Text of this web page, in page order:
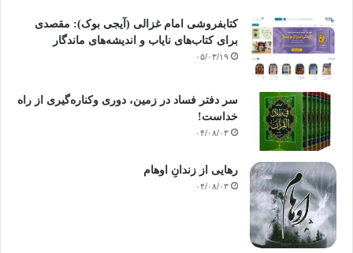
کتابفروشی امام غزالی (آیجی بوک): مقصدی
برای کتاب‌های نایاب و اندیشه‌های ماندگار
۰۵/۰۳/۱۹
سر دفتر فساد در زمین‌، دوری وکناره‌گیری از راه
خداست‌!
۰۴/۰۸/۰۳
رهایی از زندانِ اوهام
۰۴/۰۸/۰۳